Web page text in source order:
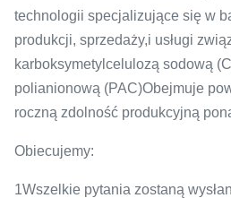
technologii specjalizujące się w
produkcji, sprzedaży,i usługi
karboksymetylcelulozą sodową
polianionową (PAC)Obejmuje
roczną zdolność produkcyjną
Obiecujemy:
1Wszelkie pytania zostaną